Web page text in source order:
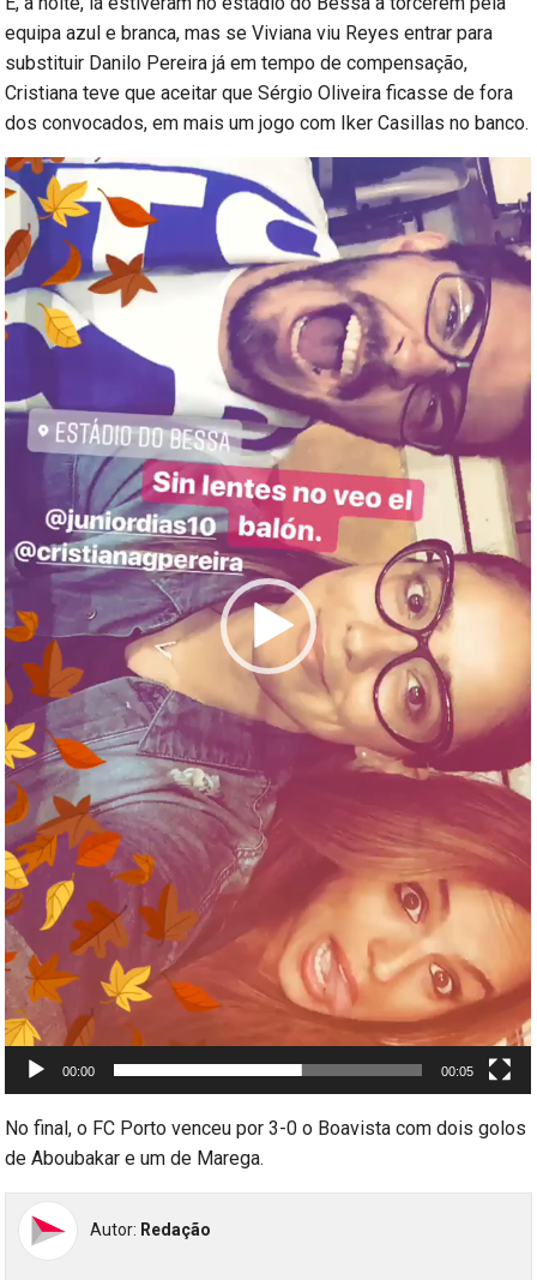
equipa azul e branca, mas se Viviana viu Reyes entrar para
substituir Danilo Pereira já em tempo de compensação,
Cristiana teve que aceitar que Sérgio Oliveira ficasse de fora
dos convocados, em mais um jogo com Iker Casillas no banco.
Reprodutor
de
vídeo
00:00 00:05
No final, o FC Porto venceu por 3-0 o Boavista com dois golos
de Aboubakar e um de Marega.
Autor: Redação